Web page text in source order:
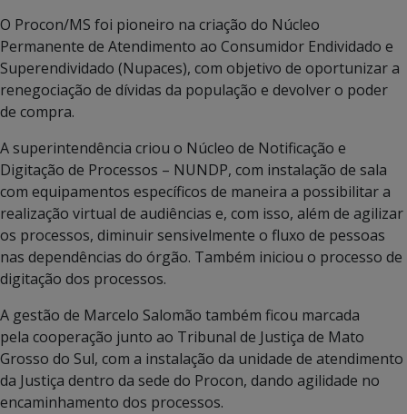
O Procon/MS foi pioneiro na criação do Núcleo
Permanente de Atendimento ao Consumidor Endividado e
Superendividado (Nupaces), com objetivo de oportunizar a
renegociação de dívidas da população e devolver o poder
de compra.
A superintendência criou o Núcleo de Notificação e
Digitação de Processos – NUNDP, com instalação de sala
com equipamentos específicos de maneira a possibilitar a
realização virtual de audiências e, com isso, além de agilizar
os processos, diminuir sensivelmente o fluxo de pessoas
nas dependências do órgão. Também iniciou o processo de
digitação dos processos.
A gestão de Marcelo Salomão também ficou marcada
pela cooperação junto ao Tribunal de Justiça de Mato
Grosso do Sul, com a instalação da unidade de atendimento
da Justiça dentro da sede do Procon, dando agilidade no
encaminhamento dos processos.